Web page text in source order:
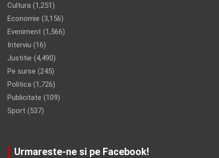
Cultura (1,251)
Economie (3,156)
Eveniment (1,566)
Interviu (16)
Justitie (4,490)
Pe surse (245)
Politica (1,726)
Publicitate (109)
Sport (537)
Urmareste-ne si pe Facebook!